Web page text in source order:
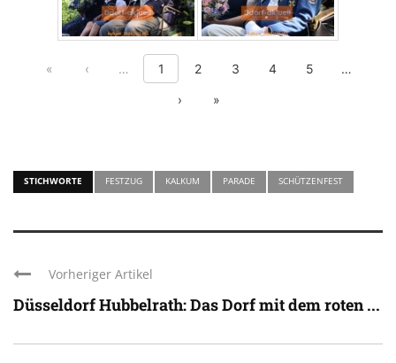
First page
« Previous page
‹ Show previous 5 pages
… 1 2 3 4 5
…
Next page
› Last page
»
STICHWORTE FESTZUG KALKUM PARADE SCHÜTZENFEST
Vorheriger Artikel
Düsseldorf Hubbelrath: Das Dorf mit dem roten ...